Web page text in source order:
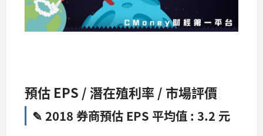
預估 EPS / 潛在殖利率 / 市場評價
✎ 2018 券商預估 EPS 平均值 : 3.2 元